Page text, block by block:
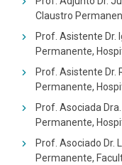
Claustro
Prof. Asistente Dr.
Permanente,
Prof. Asistente Dr.
Permanente,
Prof. Asociada
Permanente,
Prof. Asociado Dr.
Permanente,